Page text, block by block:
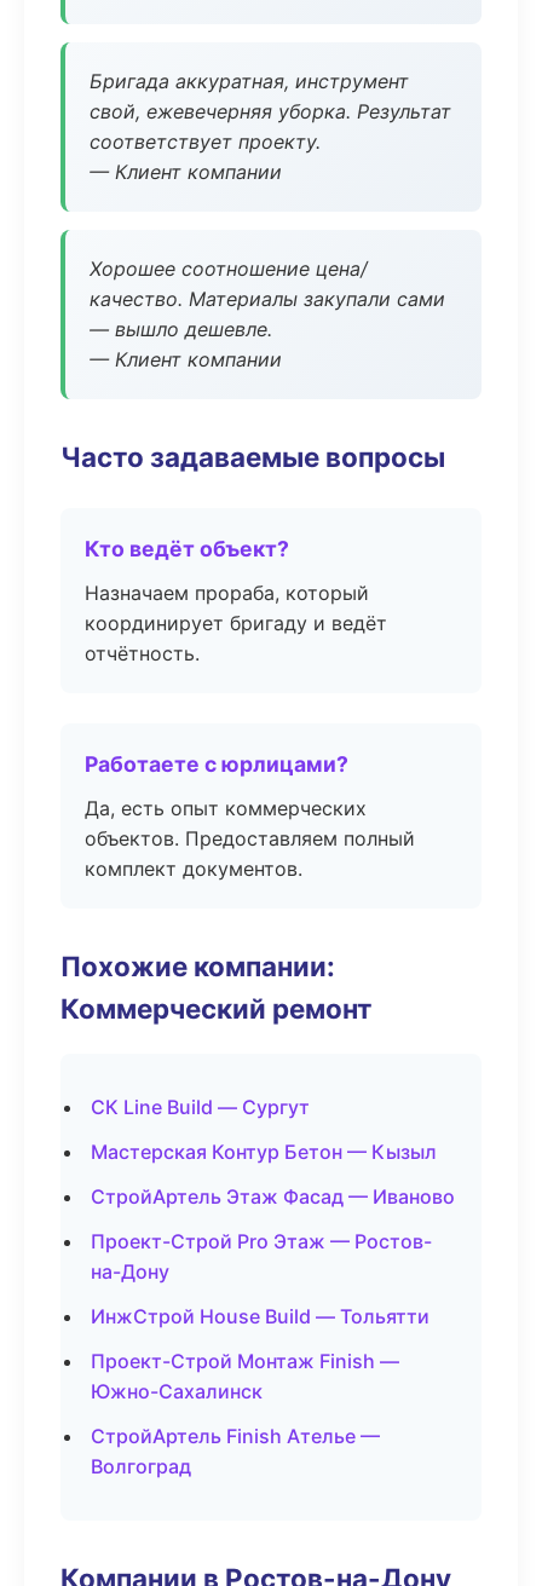
Бригада аккуратная, инструмент
свой, ежевечерняя уборка. Результат
соответствует проекту.
— Клиент компании
Хорошее соотношение цена/
качество. Материалы закупали сами
— вышло дешевле.
— Клиент компании
Часто задаваемые вопросы
Кто ведёт объект?
Назначаем прораба, который
координирует бригаду и ведёт
отчётность.
Работаете с юрлицами?
Да, есть опыт коммерческих
объектов. Предоставляем полный
комплект документов.
Похожие компании:
Коммерческий ремонт
СК Line Build — Сургут
Мастерская Контур Бетон — Кызыл
СтройАртель Этаж Фасад — Иваново
Проект-Строй Pro Этаж — Ростов-
на-Дону
ИнжСтрой House Build — Тольятти
Проект-Строй Монтаж Finish —
Южно-Сахалинск
СтройАртель Finish Ателье —
Волгоград
Компании в Ростов-на-Дону